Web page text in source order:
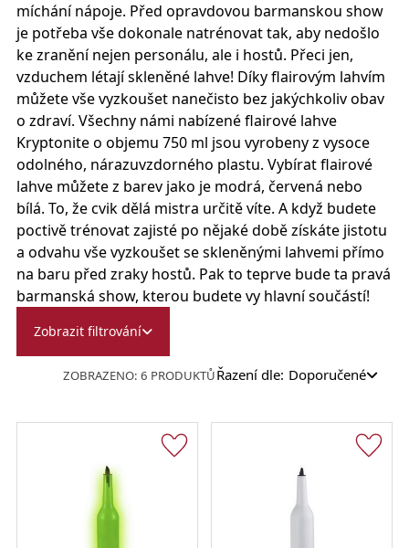
míchání nápoje. Před opravdovou barmanskou show
je potřeba vše dokonale natrénovat tak, aby nedošlo
ke zranění nejen personálu, ale i hostů. Přeci jen,
vzduchem létají skleněné lahve! Díky flairovým lahvím
můžete vše vyzkoušet nanečisto bez jakýchkoliv obav
o zdraví. Všechny námi nabízené flairové lahve
Kryptonite o objemu 750 ml jsou vyrobeny z vysoce
odolného, nárazuvzdorného plastu. Vybírat flairové
lahve můžete z barev jako je modrá, červená nebo
bílá. To, že cvik dělá mistra určitě víte. A když budete
poctivě trénovat zajisté po nějaké době získáte jistotu
a odvahu vše vyzkoušet se skleněnými lahvemi přímo
na baru před zraky hostů. Pak to teprve bude ta pravá
barmanská show, kterou budete vy hlavní součástí!
Zobrazit filtrování
ZOBRAZENO: 6 PRODUKTŮŘazení dle: Doporučené